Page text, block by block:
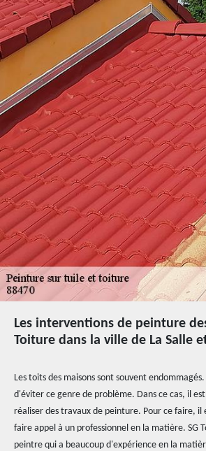
Les interventions de peinture
Toiture dans la ville de La Salle
Les toits des maisons sont souvent
d'éviter ce genre de problème. Dans ce cas, il
réaliser des travaux de peinture. Pour ce faire, il
faire appel à un professionnel en la matière. SG
peintre qui a beaucoup d'expérience en la